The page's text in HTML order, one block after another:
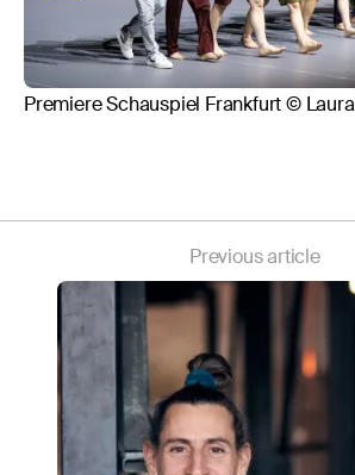
Premiere Schauspiel Frankfurt ©
Previous article